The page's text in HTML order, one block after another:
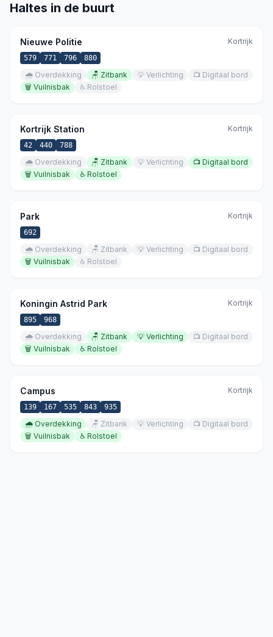
Haltes in de buurt
Nieuwe Politie Kortrijk
579 771 796 880
🌧️ Overdekking 🪑 Zitbank 💡 Verlichting 📺 Digitaal bord
🗑️ Vuilnisbak ♿ Rolstoel
Kortrijk Station Kortrijk
42 440 788
🌧️ Overdekking 🪑 Zitbank 💡 Verlichting 📺 Digitaal bord
🗑️ Vuilnisbak ♿ Rolstoel
Park Kortrijk
692
🌧️ Overdekking 🪑 Zitbank 💡 Verlichting 📺 Digitaal bord
🗑️ Vuilnisbak ♿ Rolstoel
Koningin Astrid Park Kortrijk
895 968
🌧️ Overdekking 🪑 Zitbank 💡 Verlichting 📺 Digitaal bord
🗑️ Vuilnisbak ♿ Rolstoel
Campus Kortrijk
139 167 535 843 935
🌧️ Overdekking 🪑 Zitbank 💡 Verlichting 📺 Digitaal bord
🗑️ Vuilnisbak ♿ Rolstoel